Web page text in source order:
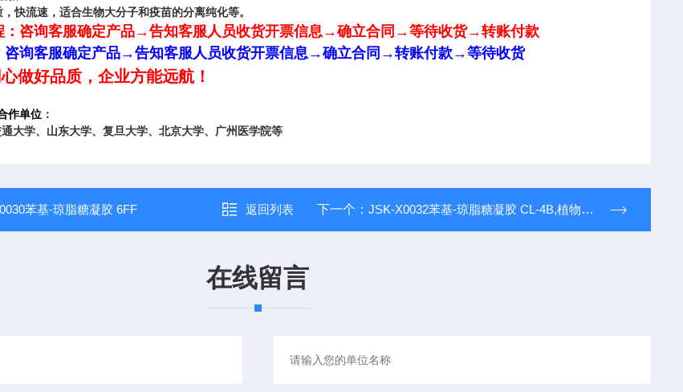
快流速，适合生物大分子和疫苗的分离纯化等。
咨询客服确定产品→告知客服人员收货开票信息→确立合同→等待收货→转账付款
咨询客服确定产品→告知客服人员收货开票信息→确立合同→转账付款→等待收货
做好品质，企业方能远航！
作单位 ：
大学、山东大学、复旦大学、北京大学、广州医学院等
苯基-琼脂糖凝胶 6FF 返回列表 下一个： JSK-X0032苯基-琼脂糖凝胶 CL-4B,植物标准品,溶液
在线留言